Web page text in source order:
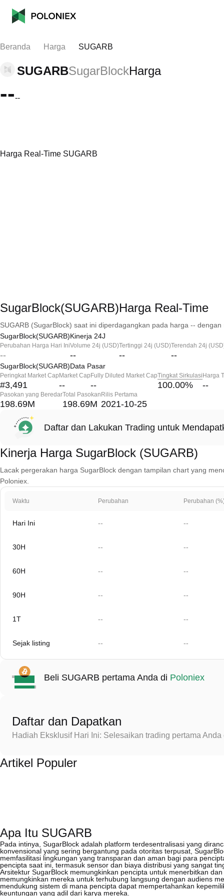
Beranda Harga SUGARB
SUGARBSugarBlockHarga
----
Harga Real-Time SUGARB
SugarBlock(SUGARB)Harga Real-Time
SUGARB (SugarBlock) saat ini diperdagangkan pada harga --
SugarBlock(SUGARB)Kinerja 24J
Perubahan Harga Hari Ini
--
Volume 24j (USD)
--
Tertinggi 24j (USD)
--
Terendah 24j
--
SugarBlock(SUGARB)Data Pasar
Peringkat Market Cap
#3,491
Market Cap
--
Fully Diluted Market Cap
--
Tingkat Sirkulasi
100.00%
Harga
--
Pasokan yang Beredar
198.69M
Total Pasokan
198.69M
Rilis Pertama
2021-10-25
Daftar dan Lakukan Trading untuk
Kinerja Harga SugarBlock (SUGARB)
Lacak pergerakan harga SugarBlock dengan tampilan chart yang
Poloniex.
Waktu Perubahan Perubahan
Hari Ini -- --
30H -- --
60H -- --
90H -- --
1T -- --
Sejak listing -- --
Beli SUGARB pertama Anda di Poloniex
Daftar dan Dapatkan
Hadiah Eksklusif Hari Ini: Selesaikan trading pertama
Artikel Populer
Apa Itu SUGARB
Pada intinya, SugarBlock adalah platform terdesentralisasi yang
konvensional yang sering bergantung pada otoritas terpusat,
memfasilitasi lingkungan yang transparan dan aman bagi para
pencipta saat ini, termasuk sensor dan biaya distribusi yang sangat
Arsitektur SugarBlock memungkinkan pencipta untuk menerbitkan
memungkinkan mereka untuk terhubung langsung dengan audiens
mendukung sistem di mana pencipta dapat mempertahankan
keuntungan yang adil dari karya mereka.